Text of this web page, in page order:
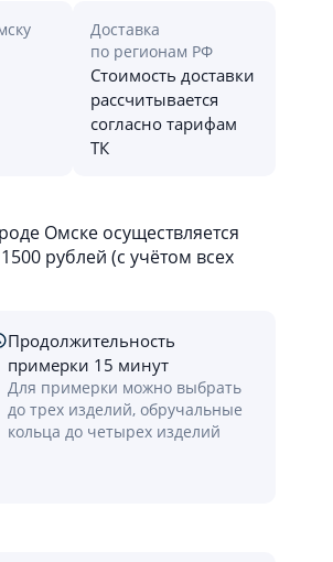
Доставка
по регионам РФ
Стоимость доставки
рассчитывается
согласно тарифам
ТК
Омске осуществляется
рублей (с учётом всех
Продолжительность
примерки 15 минут
Для примерки можно выбрать
до трех изделий, обручальные
кольца до четырех изделий